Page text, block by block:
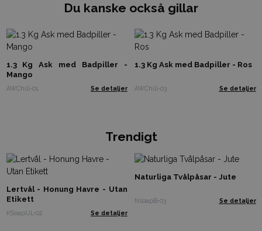
Du kanske också gillar
1.3 Kg Ask med Badpiller -
Mango
AWChill-01 Se detaljer
1.3 Kg Ask med Badpiller - Ros
AWChill-03 Se detaljer
Trendigt
Lertvål - Honung Havre - Utan
Etikett
KSoapUL-02 Se detaljer
Naturliga Tvålpåsar - Jute
NsoapB-03 Se detaljer